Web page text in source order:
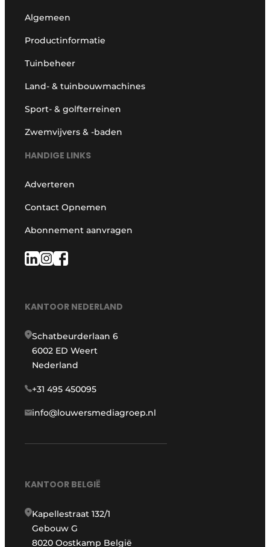
Algemeen
Productinformatie
Tuinbeheer
Land- & tuinbouwmachines
Sport- & golfterreinen
Zwemvijvers & -baden
HANDIGE LINKS
Adverteren
Contact Opnemen
Abonnement aanvragen
KANTOOR NEDERLAND
Schatbeurderlaan 6
6002 ED Weert
Nederland
+31 495 450095
info@louwersmediagroep.nl
KANTOOR BELGIË
Kapellestraat 132/1
Gebouw G
8020 Oostkamp België